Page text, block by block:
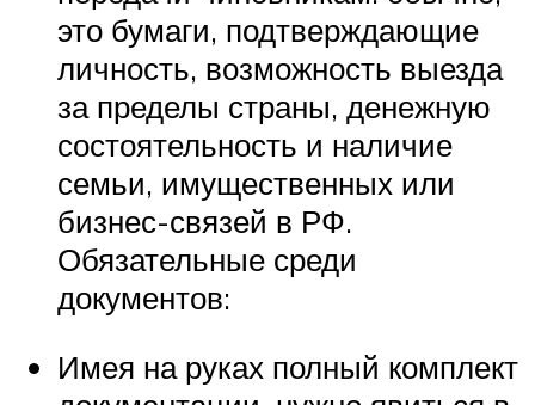
это бумаги, подтверждающие
личность, возможность выезда
за пределы страны, денежную
состоятельность и наличие
семьи, имущественных или
бизнес-связей в РФ.
Обязательные среди
документов:
Имея на руках полный комплект